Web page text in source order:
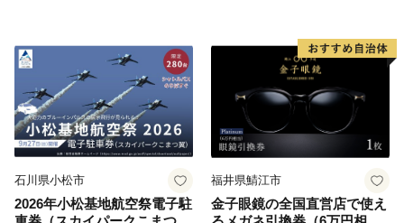
石川県小松市
2026年小松基地航空祭電子駐
福井県鯖江市
金子眼鏡の全国直営店で使え